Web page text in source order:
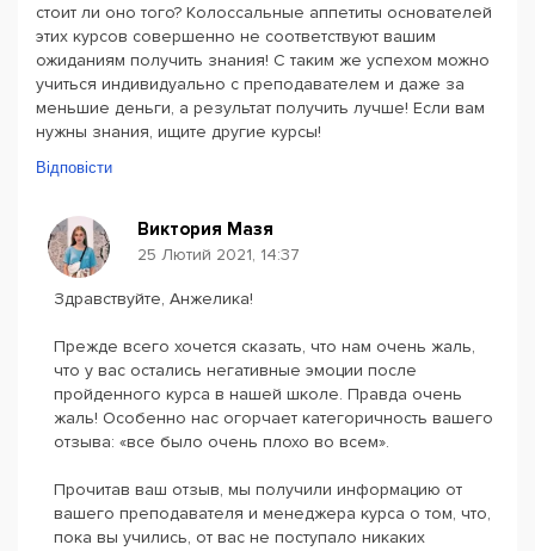
стоит ли оно того? Колоссальные аппетиты основателей
этих курсов совершенно не соответствуют вашим
ожиданиям получить знания! С таким же успехом можно
учиться индивидуально с преподавателем и даже за
меньшие деньги, а результат получить лучше! Если вам
нужны знания, ищите другие курсы!
Відповісти
Виктория Мазя
25 Лютий 2021, 14:37
Здравствуйте, Анжелика!
Прежде всего хочется сказать, что нам очень жаль,
что у вас остались негативные эмоции после
пройденного курса в нашей школе. Правда очень
жаль! Особенно нас огорчает категоричность вашего
отзыва: «все было очень плохо во всем».
Прочитав ваш отзыв, мы получили информацию от
вашего преподавателя и менеджера курса о том, что,
пока вы учились, от вас не поступало никаких